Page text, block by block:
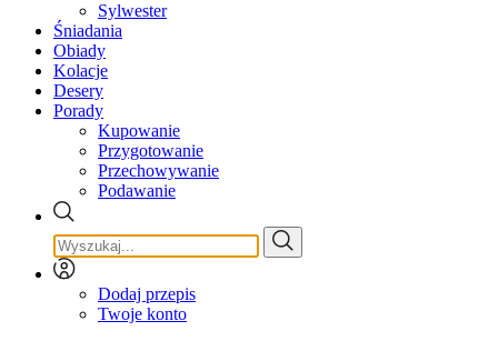
Sylwester
Śniadania
Obiady
Kolacje
Desery
Porady
Kupowanie
Przygotowanie
Przechowywanie
Podawanie
Dodaj przepis
Twoje konto